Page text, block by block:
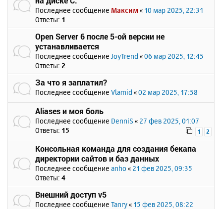
Последнее сообщение Максим « 10 мар 2025, 22:31
Ответы: 1
Open Server 6 после 5-ой версии не
устанавливается
Последнее сообщение JoyTrend «06 мар 2025, 12:45
Ответы: 2
За что я заплатил?
Последнее сообщение Vlamid «02 мар 2025, 17:58
Aliases и моя боль
Последнее сообщение DenniS « 27 фев 2025, 01:07
Ответы: 15 1 2
Консольная команда для создания бекапа
директории сайтов и баз данных
Последнее сообщение anho « 21 фев 2025, 09:35
Ответы: 4
Внешний доступ v5
Последнее сообщение Tanry « 15 фев 2025, 08:22